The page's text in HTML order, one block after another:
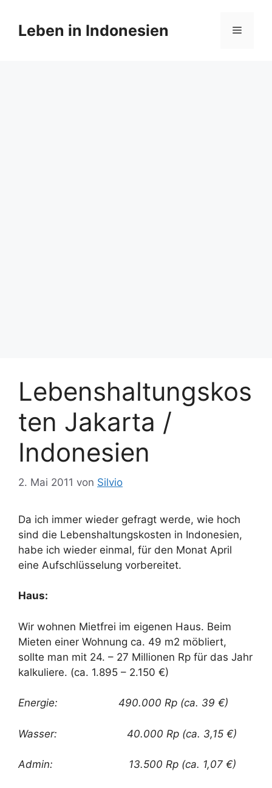
Inhalt
springen
Leben in Indonesien Menü
Lebenshaltungskos
ten Jakarta /
Indonesien
2. Mai 2011 von Silvio
Da ich immer wieder gefragt werde, wie hoch
sind die Lebenshaltungskosten in Indonesien,
habe ich wieder einmal, für den Monat April
eine Aufschlüsselung vorbereitet.
Haus:
Wir wohnen Mietfrei im eigenen Haus. Beim
Mieten einer Wohnung ca. 49 m2 möbliert,
sollte man mit 24. – 27 Millionen Rp für das Jahr
kalkuliere. (ca. 1.895 – 2.150 €)
Energie: 490.000 Rp (ca. 39 €)
Wasser: 40.000 Rp (ca. 3,15 €)
Admin: 13.500 Rp (ca. 1,07 €)